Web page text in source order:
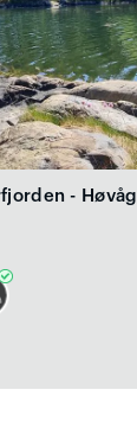
- Høvåg